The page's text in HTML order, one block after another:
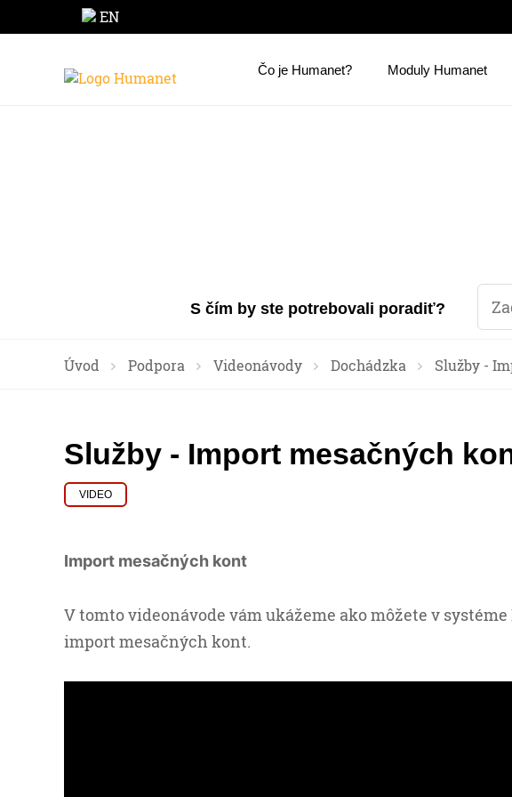
EN
Čo je Humanet? Moduly Humanet
S čím by ste potrebovali poradiť?
Úvod Podpora Videonávody Dochádzka Služby -
Služby - Import mesačných
VIDEO
Import mesačných kont
V tomto videonávode vám ukážeme ako môžete v
import mesačných kont.